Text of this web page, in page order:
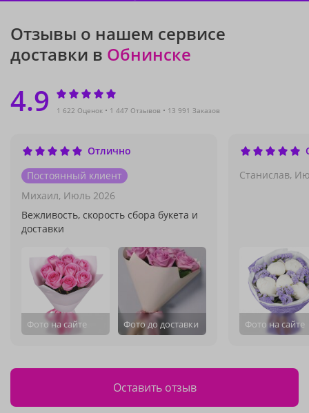
Отзывы о нашем сервисе
доставки в Обнинске
4.9 1 622 Оценок 1 447 Отзывов 13 991 Заказов
Отлично
Постоянный клиент
Михаил, Июль 2026
Вежливость, скорость сбора букета и
доставки
Фото на сайте Фото до доставки
Станислав,
Фото на сайте
Оставить отзыв